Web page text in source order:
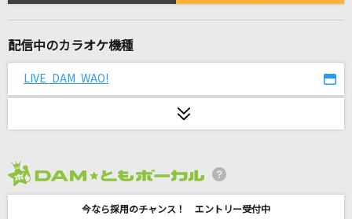
小柳ゆき
決戦スピリット
米津玄師
[良音]Colors of the Heart
配信中のカラオケ機種
LIVE DAM WAO!
今なら採用のチャンス！ エントリー受付中